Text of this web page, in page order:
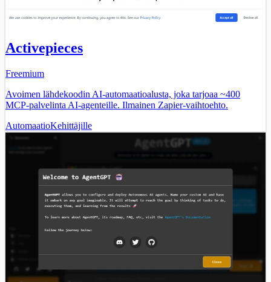
Activepieces
Freemium
Avoimen lähdekoodin AI-automaatioalusta, joka tarjoaa ~400
MCP-palvelinta AI-agenteille. Ilmainen Zapier-vaihtoehto.
AutomaatioKehittäjille